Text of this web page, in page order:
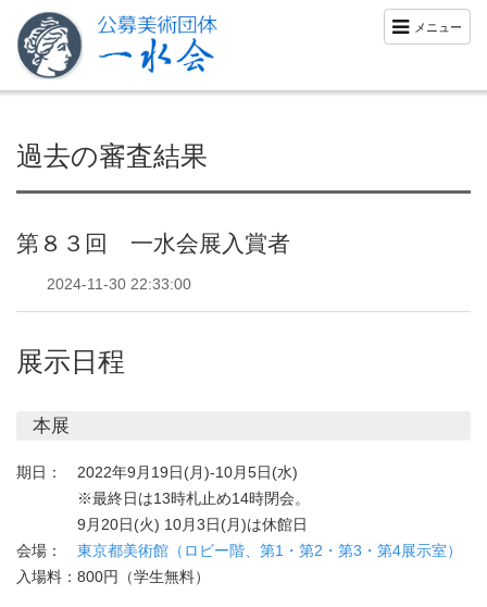
メニュー
過去の審査結果
第８３回 一水会展入賞者
2024-11-30 22:33:00
展示日程
本展
期日：
2022年9月19日(月)-10月5日(水)
※最終日は13時札止め14時閉会。
9月20日(火) 10月3日(月)は休館日
会場：
東京都美術館（ロビー階、第1・第2・第3・第4展示室）
入場料： 800円（学生無料）